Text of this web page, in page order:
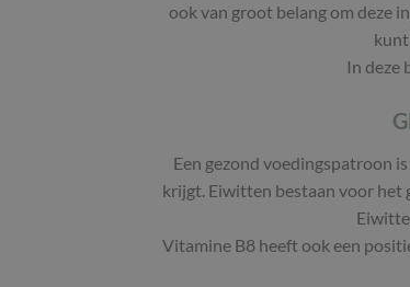
ook van groot belang om deze
In deze
Een gezond voedingspatroon
krijgt. Eiwitten bestaan voor het
Vitamine B8 heeft ook een